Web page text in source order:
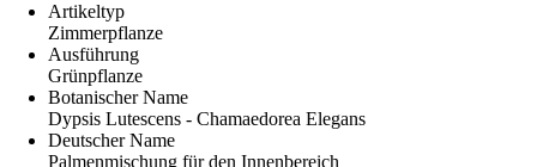
Artikeltyp
Zimmerpflanze
Ausführung
Grünpflanze
Botanischer Name
Dypsis Lutescens - Chamaedorea Elegans
Deutscher Name
Palmenmischung für den Innenbereich